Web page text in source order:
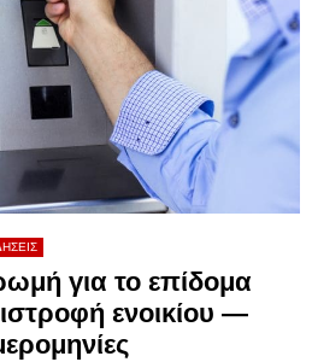
για το επίδομα
ενοικίου —